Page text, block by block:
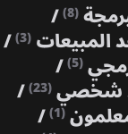
(8)
/
المبيعات (3)
/
(5)
/
شخصي(23)
/
(1)
/